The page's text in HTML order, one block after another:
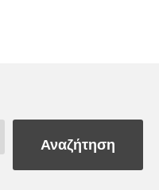
Αναζήτηση